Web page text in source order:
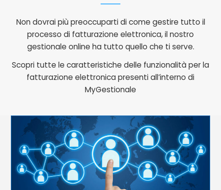
Non dovrai più preoccuparti di come gestire tutto il
processo di fatturazione elettronica, il nostro
gestionale online ha tutto quello che ti serve.
Scopri tutte le caratteristiche delle funzionalità per la
fatturazione elettronica presenti all’interno di
MyGestionale